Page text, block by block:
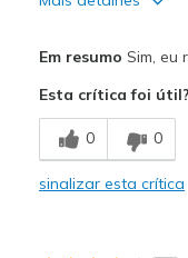
Breathe Well
Comfortable
Em resumo Sim, eu
Esta crítica foi útil?
0 0
sinalizar esta crítica